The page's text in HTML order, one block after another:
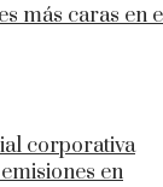
más caras en
corporativa
en